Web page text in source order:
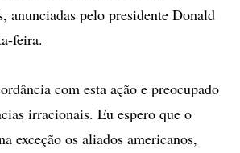
anunciadas pelo presidente Donald
feira.
com esta ação e preocupado
irracionais. Eu espero que o
exceção os aliados americanos,